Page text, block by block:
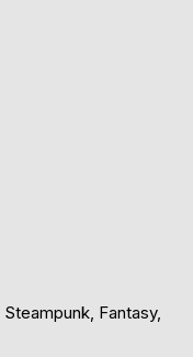
Fantasy,